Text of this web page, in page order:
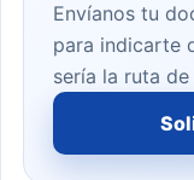
Envíanos tu
para indicarte
sería la ruta